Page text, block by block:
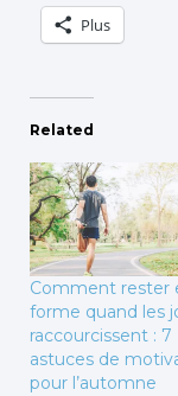
Plus
Related
Comment rester
forme quand les
raccourcissent : 7
astuces de
pour l’automne